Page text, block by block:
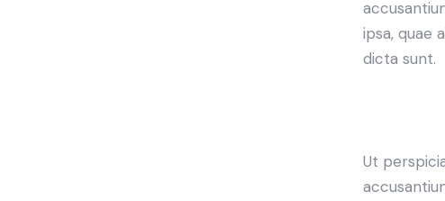
ipsa, quae
dicta sunt.
Ut